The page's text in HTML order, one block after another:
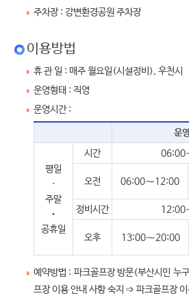
주차장 : 강변환경공원 주차장
이용방법
휴 관 일 : 매주 월요일(시설정비), 우천시
운영형태 : 직영
운영시간 :
운
평일
·
주말
‧
공휴일
시간
오전
06:00⁓12:00
정비시간
오후
13:00⁓20:00
예약방법 : 파크골프장 방문(부산시민
프장 이용 안내 사항 숙지 ➩ 파크골프장